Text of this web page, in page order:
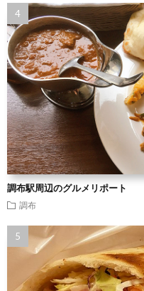
調布駅周辺のグルメリポート
調布